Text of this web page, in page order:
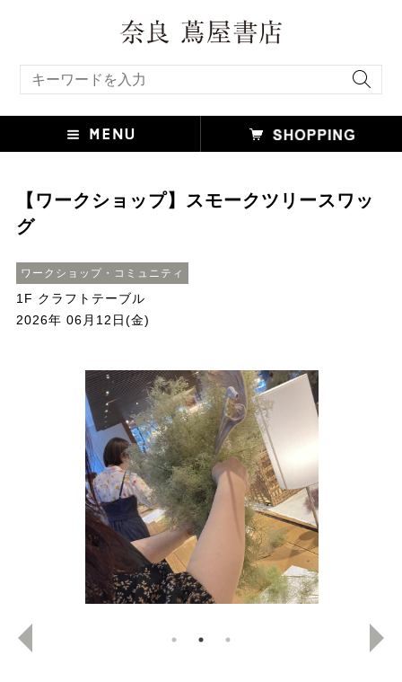
【ワークショップ】スモークツリースワッ
グ
ワークショップ・コミュニティ
1F クラフトテーブル
2026年 06月12日(金)